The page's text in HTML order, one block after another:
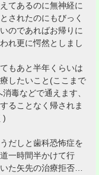
てあるのに無神経に
されたのにもびっく
のであればお帰りに
れ更に愕然としまし
もあと半年くらいは
したいこと(ここまで
毒などで通えます、
ることなく帰されま
)
だしと歯科恐怖症を
一時間半かけて行
た矢先の治療拒否…